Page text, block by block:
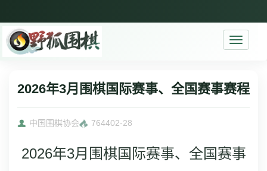
Toggle
2026年3月围棋国际赛事、全国赛事赛程
中国围棋协会 764402-28
2026年3月围棋国际赛事、全国赛事